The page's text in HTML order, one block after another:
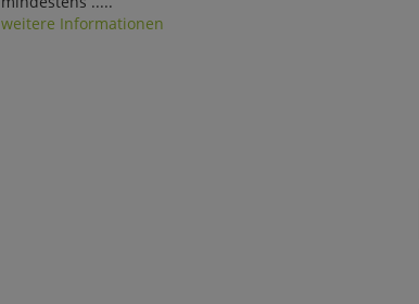
weitere Informationen